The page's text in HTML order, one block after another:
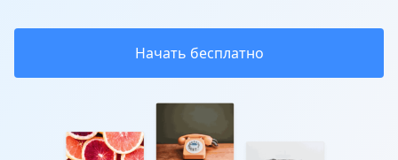
Начать бесплатно